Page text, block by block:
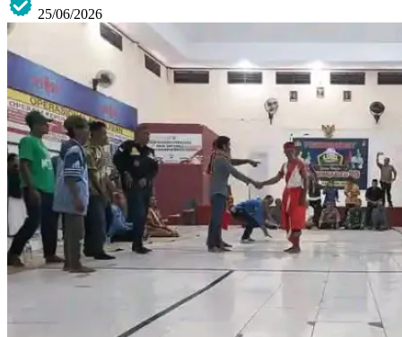
25/06/2026